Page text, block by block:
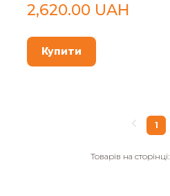
2,620.00 UAH
Купити
Товарів на сторінці:
1